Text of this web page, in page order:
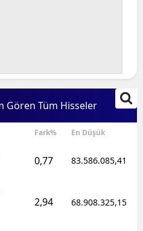
Gören Tüm Hisseler
Fark% En Düşük
0,77 83.586.085,41
2,94 68.908.325,15